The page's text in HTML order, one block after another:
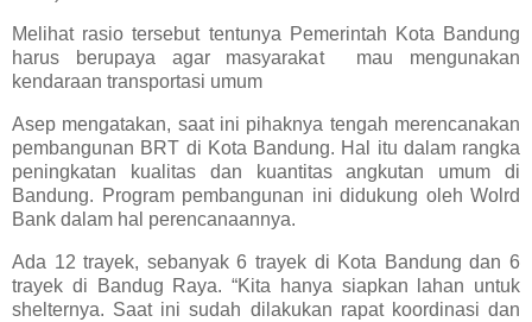
Melihat rasio tersebut tentunya Pemerintah Kota Bandung
harus berupaya agar masyarakat
mau mengunakan
kendaraan transportasi umum
Asep mengatakan, saat ini pihaknya tengah merencanakan
pembangunan BRT di Kota Bandung. Hal itu dalam rangka
peningkatan kualitas dan kuantitas angkutan umum di
Bandung. Program pembangunan ini didukung oleh Wolrd
Bank dalam hal perencanaannya.
Ada 12 trayek, sebanyak 6 trayek di Kota Bandung dan 6
trayek di Bandug Raya. “Kita hanya siapkan lahan untuk
shelternya. Saat ini sudah dilakukan rapat koordinasi dan